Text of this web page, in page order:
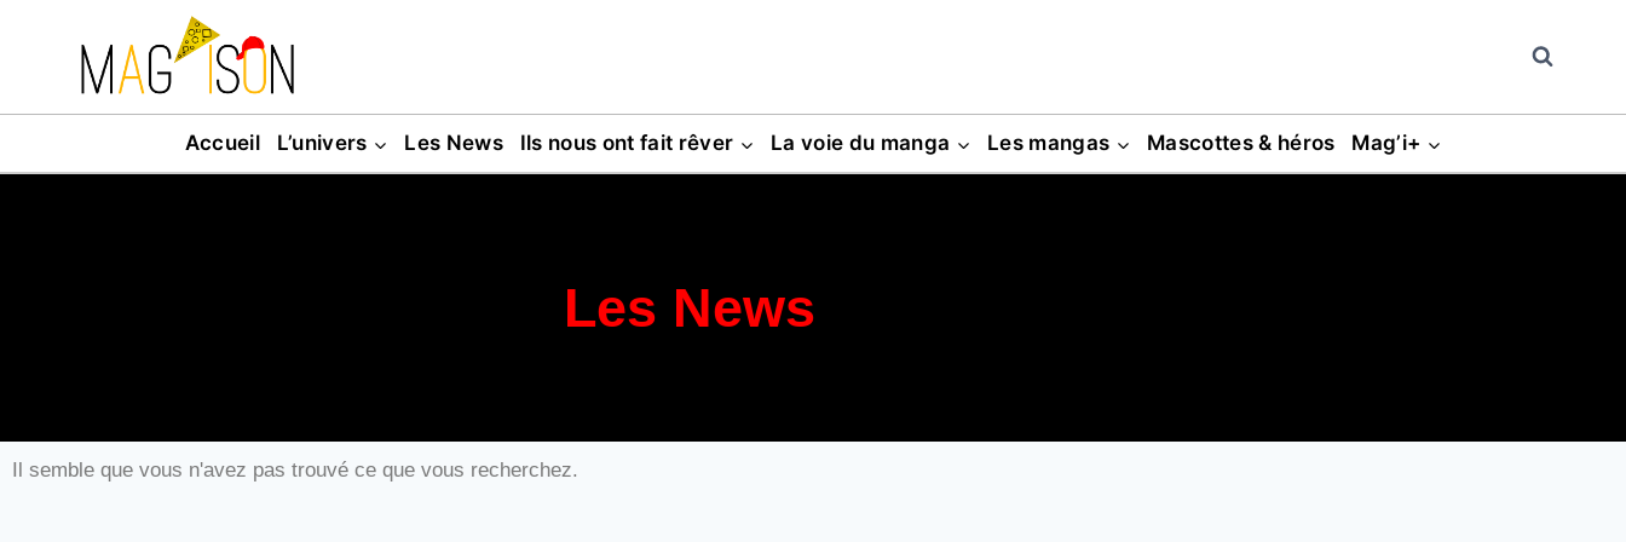
Accueil L’univers Les News Ils nous ont fait rêver La voie du manga Les mangas Mascottes & héros Mag’i+
Les News
Il semble que vous n'avez pas trouvé ce que vous recherchez.